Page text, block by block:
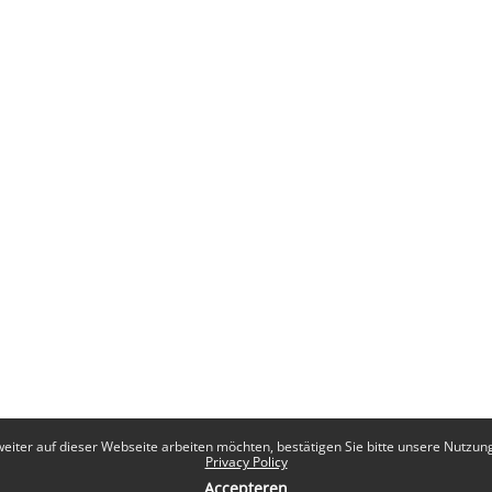
auf dieser Webseite arbeiten möchten, bestätigen Sie bitte unsere
Privacy Policy